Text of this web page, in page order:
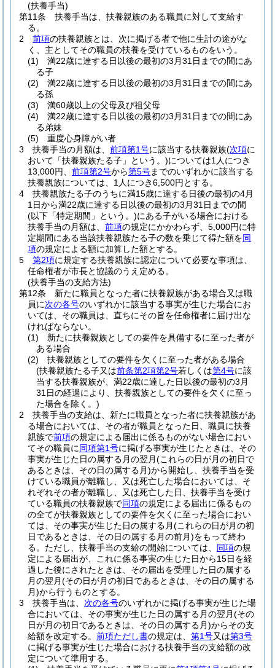
(扶養手当)
第11条
扶養手当は、扶養親族のある職員に対して支給す
る。
2
前項の扶養親族とは、次に掲げる者で他に生計の途がな
く、主としてその職員の扶養を受けているものをいう。
(1)
満22歳に達する日以後の最初の3月31日までの間にあ
る子
(2)
満22歳に達する日以後の最初の3月31日までの間にあ
る孫
(3)
満60歳以上の父母及び祖父母
(4)
満22歳に達する日以後の最初の3月31日までの間にあ
る弟妹
(5)
重度心身障がい者
3
扶養手当の月額は、 前項第1号に該当する扶養親族(次項に
おいて「扶養親族たる子」という。)については1人につき
13,000円、 前項第2号から第5号までのいずれかに該当する
扶養親族については、1人につき6,500円とする。
4
扶養親族たる子のうちに満15歳に達する日後の最初の4月
1日から満22歳に達する日以後の最初の3月31日までの間
(以下「特定期間」という。)にある子がいる場合における
扶養手当の月額は、 前項の規定にかかわらず、5,000円に特
定期間にある当該扶養親族たる子の数を乗じて得た額を同
項の規定による額に加算した額とする。
5
第2項に規定する扶養親族に認定について必要な事項は、
任命権者が市長と協議のうえ定める。
(扶養手当の支給方法)
第12条
新たに職員となった者に扶養親族がある場合又は職
員に次の各号のいずれかに該当する事実が生じた場合にお
いては、その職員は、直ちにその旨を任命権者に届け出な
ければならない。
(1)
新たに扶養親族としての要件を具備するに至った者が
ある場合
(2)
扶養親族としての要件を欠くに至った者がある場合
(扶養親族たる子又は前条第2項第2号若しくは第4号に該
当する扶養親族が、満22歳に達した日以後の最初の3月
31日の経過により、扶養親族としての要件を欠くに至っ
た場合を除く。)
2
扶養手当の支給は、新たに職員となった者に扶養親族があ
る場合においては、その者が職員となった日、職員に扶養
親族で前項の規定による届出に係るものがない場合におい
てその職員に同項第1号に掲げる事実が生じたときは、その
事実が生じた日の属する月の翌月(これらの日が月の初日で
あるときは、その日の属する月)から開始し、扶養手当を受
けている職員が離職し、又は死亡した場合においては、そ
れぞれその者が離職し、又は死亡した日、扶養手当を受け
ている職員の扶養親族で同項の規定による届出に係るもの
の全てが扶養親族としての要件を欠くに至った場合におい
ては、その事実が生じた日の属する月(これらの日が月の初
日であるときは、その日の属する月の前月)をもって終わ
る。 ただし、扶養手当の支給の開始については、 同項の規
定による届出が、これに係る事実の生じた日から15日を経
過した後にされたときは、その届出を受理した日の属する
月の翌月(その日が月の初日であるときは、その日の属する
月)から行うものとする。
3
扶養手当は、 次の各号のいずれかに掲げる事実が生じた場
合においては、その事実が生じた日の属する月の翌月(その
日が月の初日であるときは、その日の属する月)からその支
給額を改定する。 前項ただし書の規定は、 第1号又は第3号
に掲げる事実が生じた場合における扶養手当の支給額の改
定について準用する。